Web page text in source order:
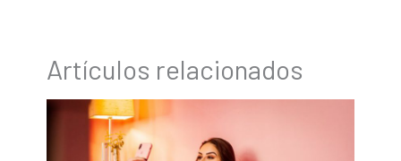
Artículos relacionados